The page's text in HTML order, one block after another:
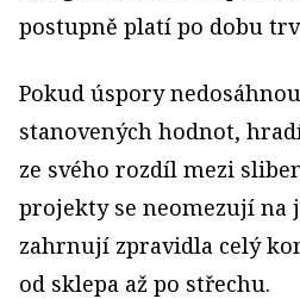
postupně platí po dobu
Pokud úspory
stanovených hodnot,
ze svého rozdíl mezi
projekty se neomezují na
zahrnují zpravidla celý
od sklepa až po střechu.